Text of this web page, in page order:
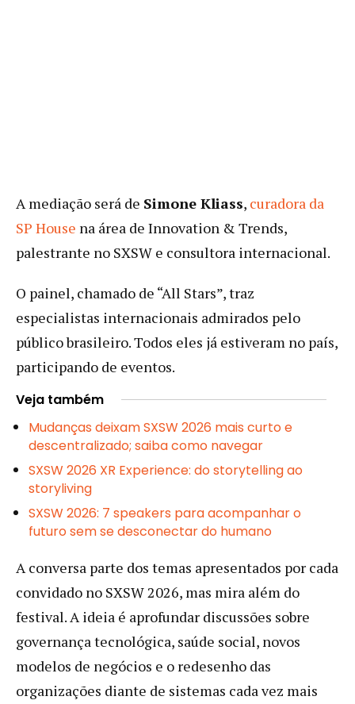
A mediação será de Simone Kliass, curadora da
SP House na área de Innovation & Trends,
palestrante no SXSW e consultora internacional.
O painel, chamado de “All Stars”, traz
especialistas internacionais admirados pelo
público brasileiro. Todos eles já estiveram no país,
participando de eventos.
Veja também
Mudanças deixam SXSW 2026 mais curto e
descentralizado; saiba como navegar
SXSW 2026 XR Experience: do storytelling ao
storyliving
SXSW 2026: 7 speakers para acompanhar o
futuro sem se desconectar do humano
A conversa parte dos temas apresentados por cada
convidado no SXSW 2026, mas mira além do
festival. A ideia é aprofundar discussões sobre
governança tecnológica, saúde social, novos
modelos de negócios e o redesenho das
organizações diante de sistemas cada vez mais